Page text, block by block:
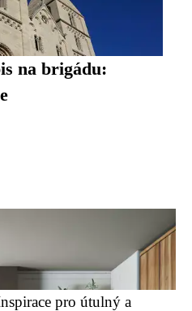
na brigádu:
pro útulný a